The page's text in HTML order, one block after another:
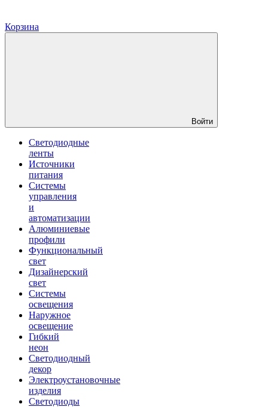
Корзина
Войти
Светодиодные
ленты
Источники
питания
Системы
управления
и
автоматизации
Алюминиевые
профили
Функциональный
свет
Дизайнерский
свет
Системы
освещения
Наружное
освещение
Гибкий
неон
Светодиодный
декор
Электроустановочные
изделия
Светодиоды